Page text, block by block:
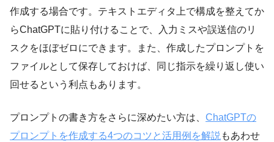
作成する場合です。テキストエディタ上で構成を整えてか
らChatGPTに貼り付けることで、入力ミスや誤送信のリ
スクをほぼゼロにできます。また、作成したプロンプトを
ファイルとして保存しておけば、同じ指示を繰り返し使い
回せるという利点もあります。
プロンプトの書き方をさらに深めたい方は、 ChatGPTの
プロンプトを作成する4つのコツと活用例を解説 もあわせ